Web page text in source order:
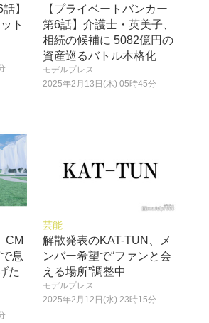
】
ト
【プライベートバンカー
第6話】介護士・英美子、
相続の候補に 5082億円の
資産巡るバトル本格化
モデルプレス
2025年2月13日(木) 05時45分
CM
息
た
芸能
解散発表のKAT-TUN、メ
ンバー希望で“ファンと会
える場所”調整中
モデルプレス
2025年2月12日(水) 23時15分